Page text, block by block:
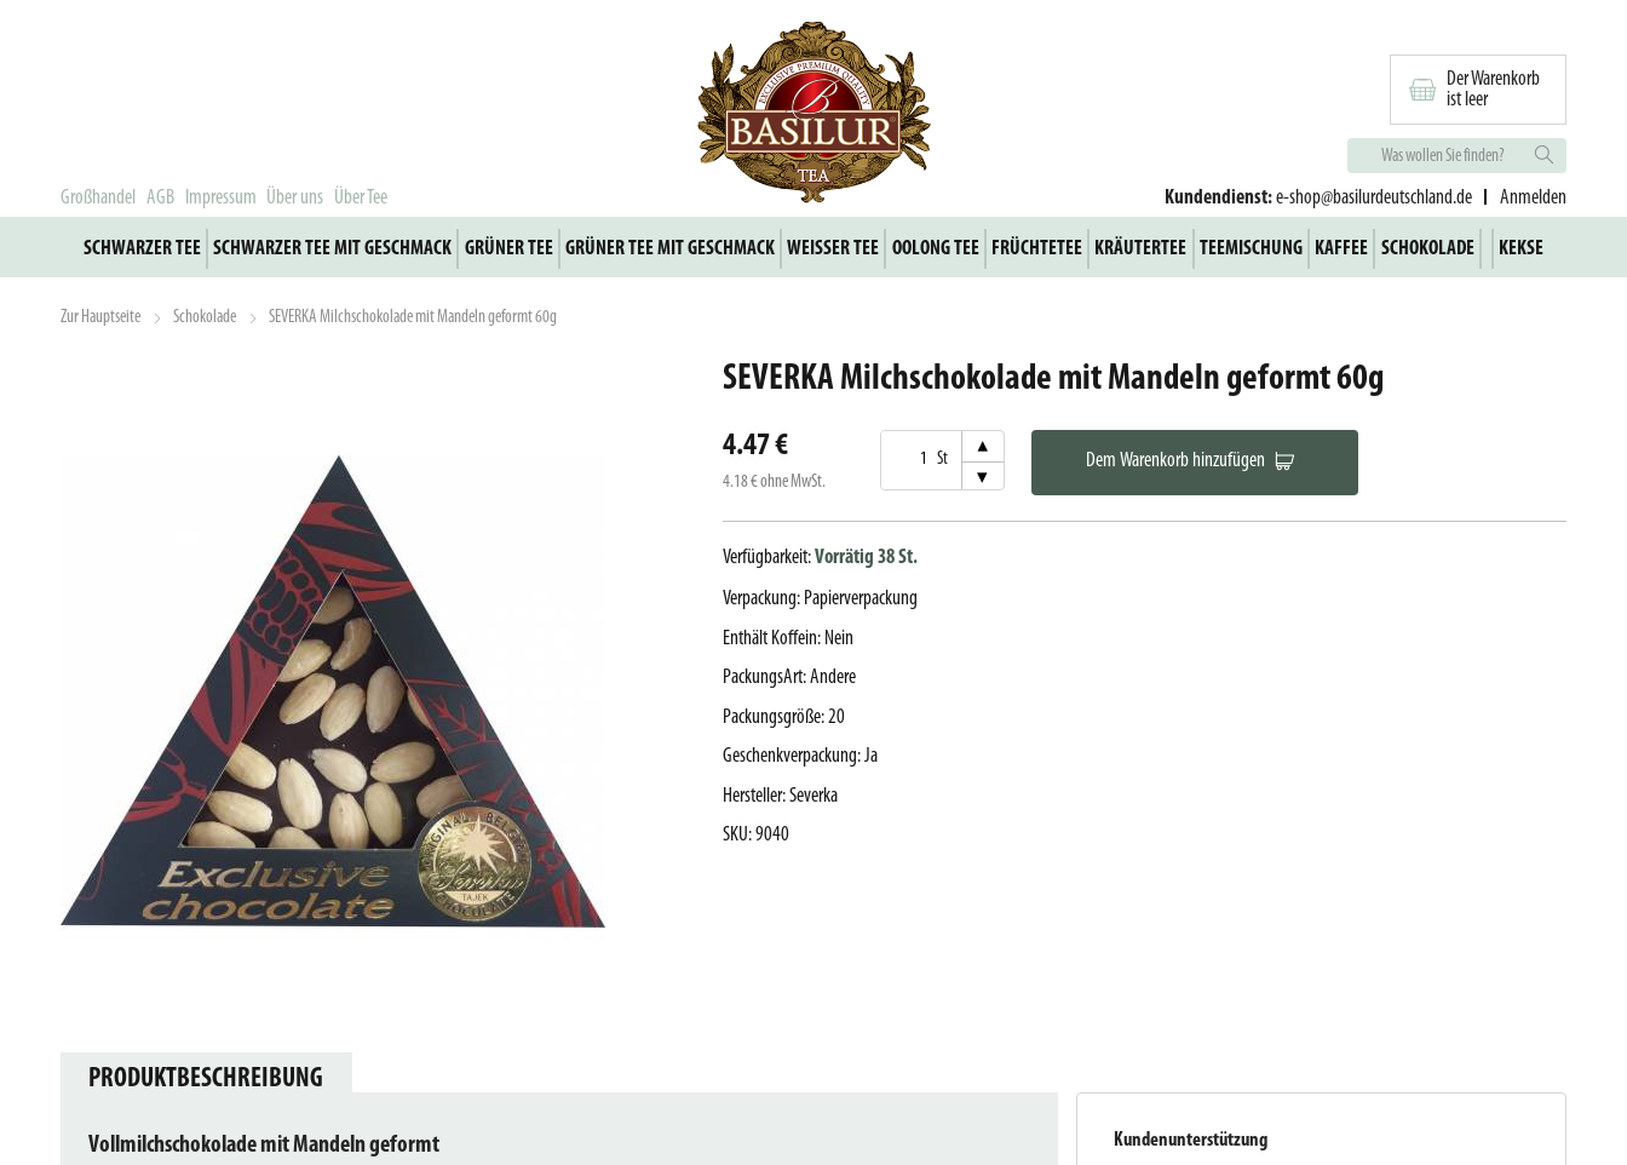
Großhandel AGB Impressum Über uns Über Tee
Der Warenkorb
ist leer
Kundendienst:e-shop@basilurdeutschland.de Anmelden
SCHWARZER TEE SCHWARZER TEE MIT GESCHMACK GRÜNER TEE GRÜNER TEE MIT GESCHMACK WEISSER TEE OOLONG TEE FRÜCHTETEE KRÄUTERTEE TEEMISCHUNG KAFFEE SCHOKOLADE KEKSE
Zur Hauptseite Schokolade SEVERKA Milchschokolade mit Mandeln geformt 60g
SEVERKA Milchschokolade mit Mandeln geformt 60g
4.47 €
4.18 €ohne MwSt.
St
▾
▾
Dem Warenkorb hinzufügen
Verfügbarkeit:Vorrätig 38 St.
Verpackung: Papierverpackung
Enthält Koffein: Nein
PackungsArt:Andere
Packungsgröße:20
Geschenkverpackung:Ja
Hersteller:Severka
SKU:9040
PRODUKTBESCHREIBUNG
Vollmilchschokolade mit Mandeln geformt
Kundenunterstützung